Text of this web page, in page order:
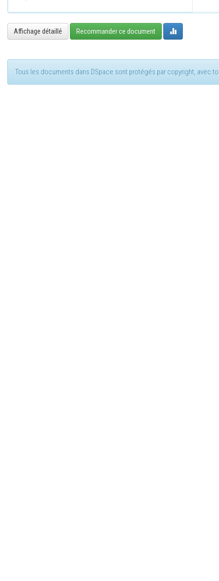
Affichage détaillé Recommander ce document
Tous les documents dans DSpace sont protégés par copyright, avec